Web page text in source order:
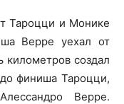
Тароцци и Монике
Верре уехал от
километров создал
финиша Тароцци,
Верре.